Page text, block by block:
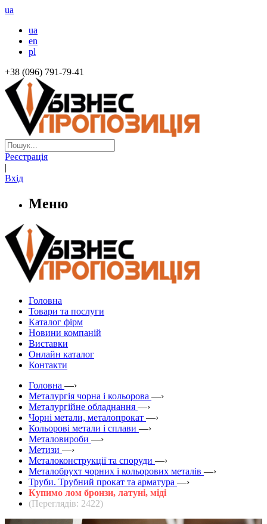
ua
ua
en
pl
+38 (096) 791-79-41
Реєстрація
|
Вхід
Меню
Головна
Товари та послуги
Каталог фірм
Новини компаній
Виставки
Онлайн каталог
Контакти
Головна —›
Металургія чорна і кольорова —›
Металургійне обладнання —›
Чорні метали, металопрокат —›
Кольорові метали і сплави —›
Металовироби —›
Метизи —›
Металоконструкції та споруди —›
Металобрухт чорних і кольорових металів —›
Труби. Трубний прокат та арматура —›
Купимо лом бронзи, латуні, міді
(Переглядів: 2422)